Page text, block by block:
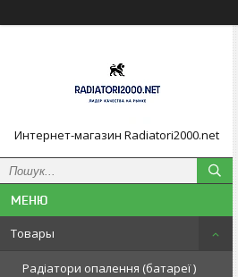
Интернет-магазин Radiatori2000.net
Товары
Радіатори опалення (батареї )